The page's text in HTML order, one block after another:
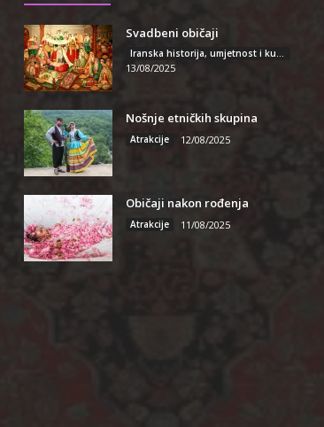
Svadbeni običaji
Iranska historija, umjetnost i kultura
13/08/2025
Nošnje etničkih skupina
Atrakcije 12/08/2025
Običaji nakon rođenja
Atrakcije 11/08/2025